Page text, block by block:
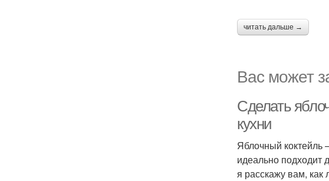
читать дальше →
Вас может
Сделать
кухни
Яблочный коктейль
идеально подходит
я расскажу вам, как